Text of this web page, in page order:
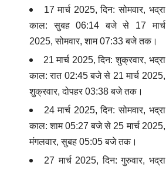
17 मार्च 2025, दिन: सोमवार, भद्रा
काल: सुबह 06:14 बजे से 17 मार्च
2025, सोमवार, शाम 07:33 बजे तक।
21 मार्च 2025, दिन: शुक्रवार, भद्रा
काल: रात 02:45 बजे से 21 मार्च 2025,
शुक्रवार, दोपहर 03:38 बजे तक।
24 मार्च 2025, दिन: सोमवार, भद्रा
काल: शाम 05:27 बजे से 25 मार्च 2025,
मंगलवार, सुबह 05:05 बजे तक।
27 मार्च 2025, दिन: गुरुवार, भद्रा